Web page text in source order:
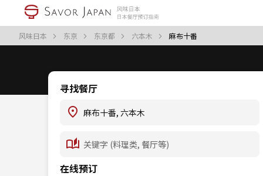
风味日本 东京 东京都 六本木 麻布十番
寻找餐厅
在线预订